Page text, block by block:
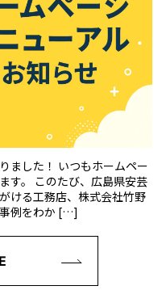
ました！ いつもホームペー
す。 このたび、広島県安芸
ける工務店、株式会社竹野
例をわか […]